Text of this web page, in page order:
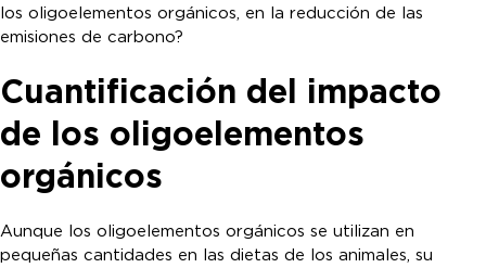
los oligoelementos orgánicos, en la reducción de las
emisiones de carbono?
Cuantificación del impacto
de los oligoelementos
orgánicos
Aunque los oligoelementos orgánicos se utilizan en
pequeñas cantidades en las dietas de los animales, su